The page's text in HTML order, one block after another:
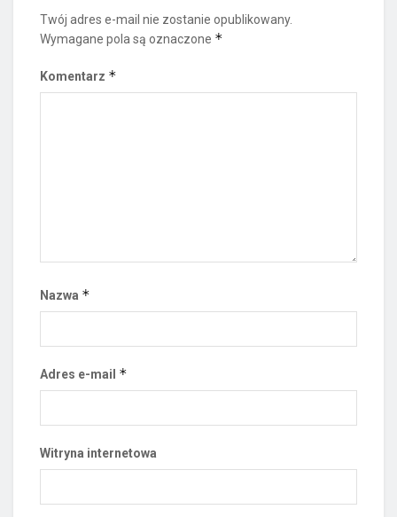
Twój adres e-mail nie zostanie opublikowany.
Wymagane pola są oznaczone *
Komentarz *
Nazwa *
Adres e-mail *
Witryna internetowa